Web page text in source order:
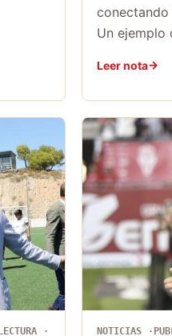
conectando
Un
Leer nota
NOTICIAS